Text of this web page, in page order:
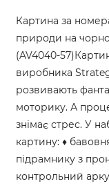
Картина за
природи на
(AV4040-
виробника
розвивають
моторику. А
знімає стрес. У
картину: ♦
підрамнику з
контрольний